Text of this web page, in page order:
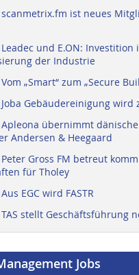
scanmetrix.fm ist neues
Leadec und E.ON: Investition
der Industrie
Vom „Smart“ zum „Secure
Joba Gebäudereinigung wird
Apleona übernimmt
Andersen & Heegaard
Peter Gross FM betreut
für Tholey
Aus EGC wird FASTR
TAS stellt Geschäftsführung
Jobs